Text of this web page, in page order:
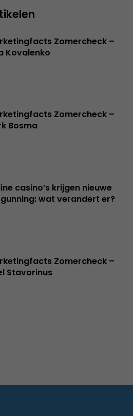
Zomercheck –
Kovalenko
Zomercheck –
Bosma
casino’s krijgen nieuwe
wat verandert er?
Zomercheck –
Stavorinus